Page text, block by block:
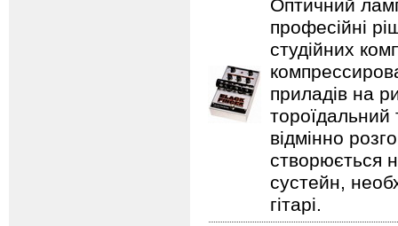
Оптичний
професійні
студійних
приладів на
відмінно
створюється
сустейн,
гітарі.